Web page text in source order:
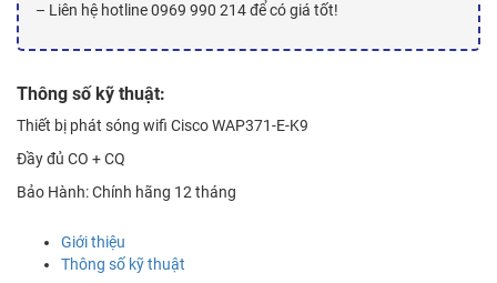
– Liên hệ hotline 0969 990 214 để có giá tốt!
Thông số kỹ thuật:
Thiết bị phát sóng wifi Cisco WAP371-E-K9
Đầy đủ CO + CQ
Bảo Hành: Chính hãng 12 tháng
Giới thiệu
Thông số kỹ thuật